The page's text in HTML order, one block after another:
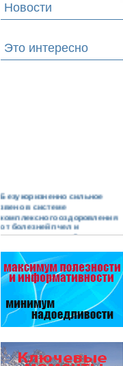
Новости
Это интересно
Безукоризненно сильное
звено в системе
комплексного оздоровления
от болезней пчел и
повышения рентабельности
Апидез, Варроадез, Амипол-Т,
Апирой, Апистоп, Бипин-Т,
Полисан и Гармония…
Проблема варроатоза пчел
решена! -
поочередное применение
препаратов ЗАО
Варроадез